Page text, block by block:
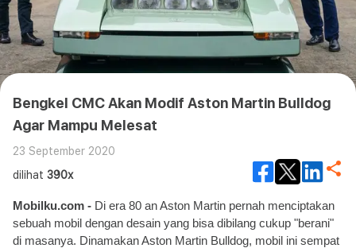
Bengkel CMC Akan Modif Aston Martin Bulldog
Agar Mampu Melesat
23 September 2020
dilihat 390x
Mobilku.com - Di era 80 an Aston Martin pernah menciptakan
sebuah mobil dengan desain yang bisa dibilang cukup "berani"
di masanya. Dinamakan Aston Martin Bulldog, mobil ini sempat